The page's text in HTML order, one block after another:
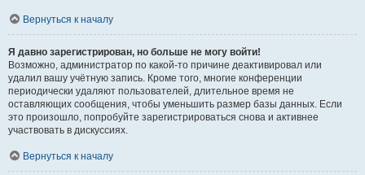
Вернуться к началу
Я давно зарегистрирован, но больше не могу войти!
Возможно, администратор по какой-то причине деактивировал или
удалил вашу учётную запись. Кроме того, многие конференции
периодически удаляют пользователей, длительное время не
оставляющих сообщения, чтобы уменьшить размер базы данных. Если
это произошло, попробуйте зарегистрироваться снова и активнее
участвовать в дискуссиях.
Вернуться к началу